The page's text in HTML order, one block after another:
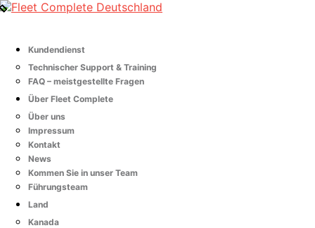
Kundendienst
Technischer Support & Training
FAQ – meistgestellte Fragen
Über Fleet Complete
Über uns
Impressum
Kontakt
News
Kommen Sie in unser Team
Führungsteam
Land
Kanada